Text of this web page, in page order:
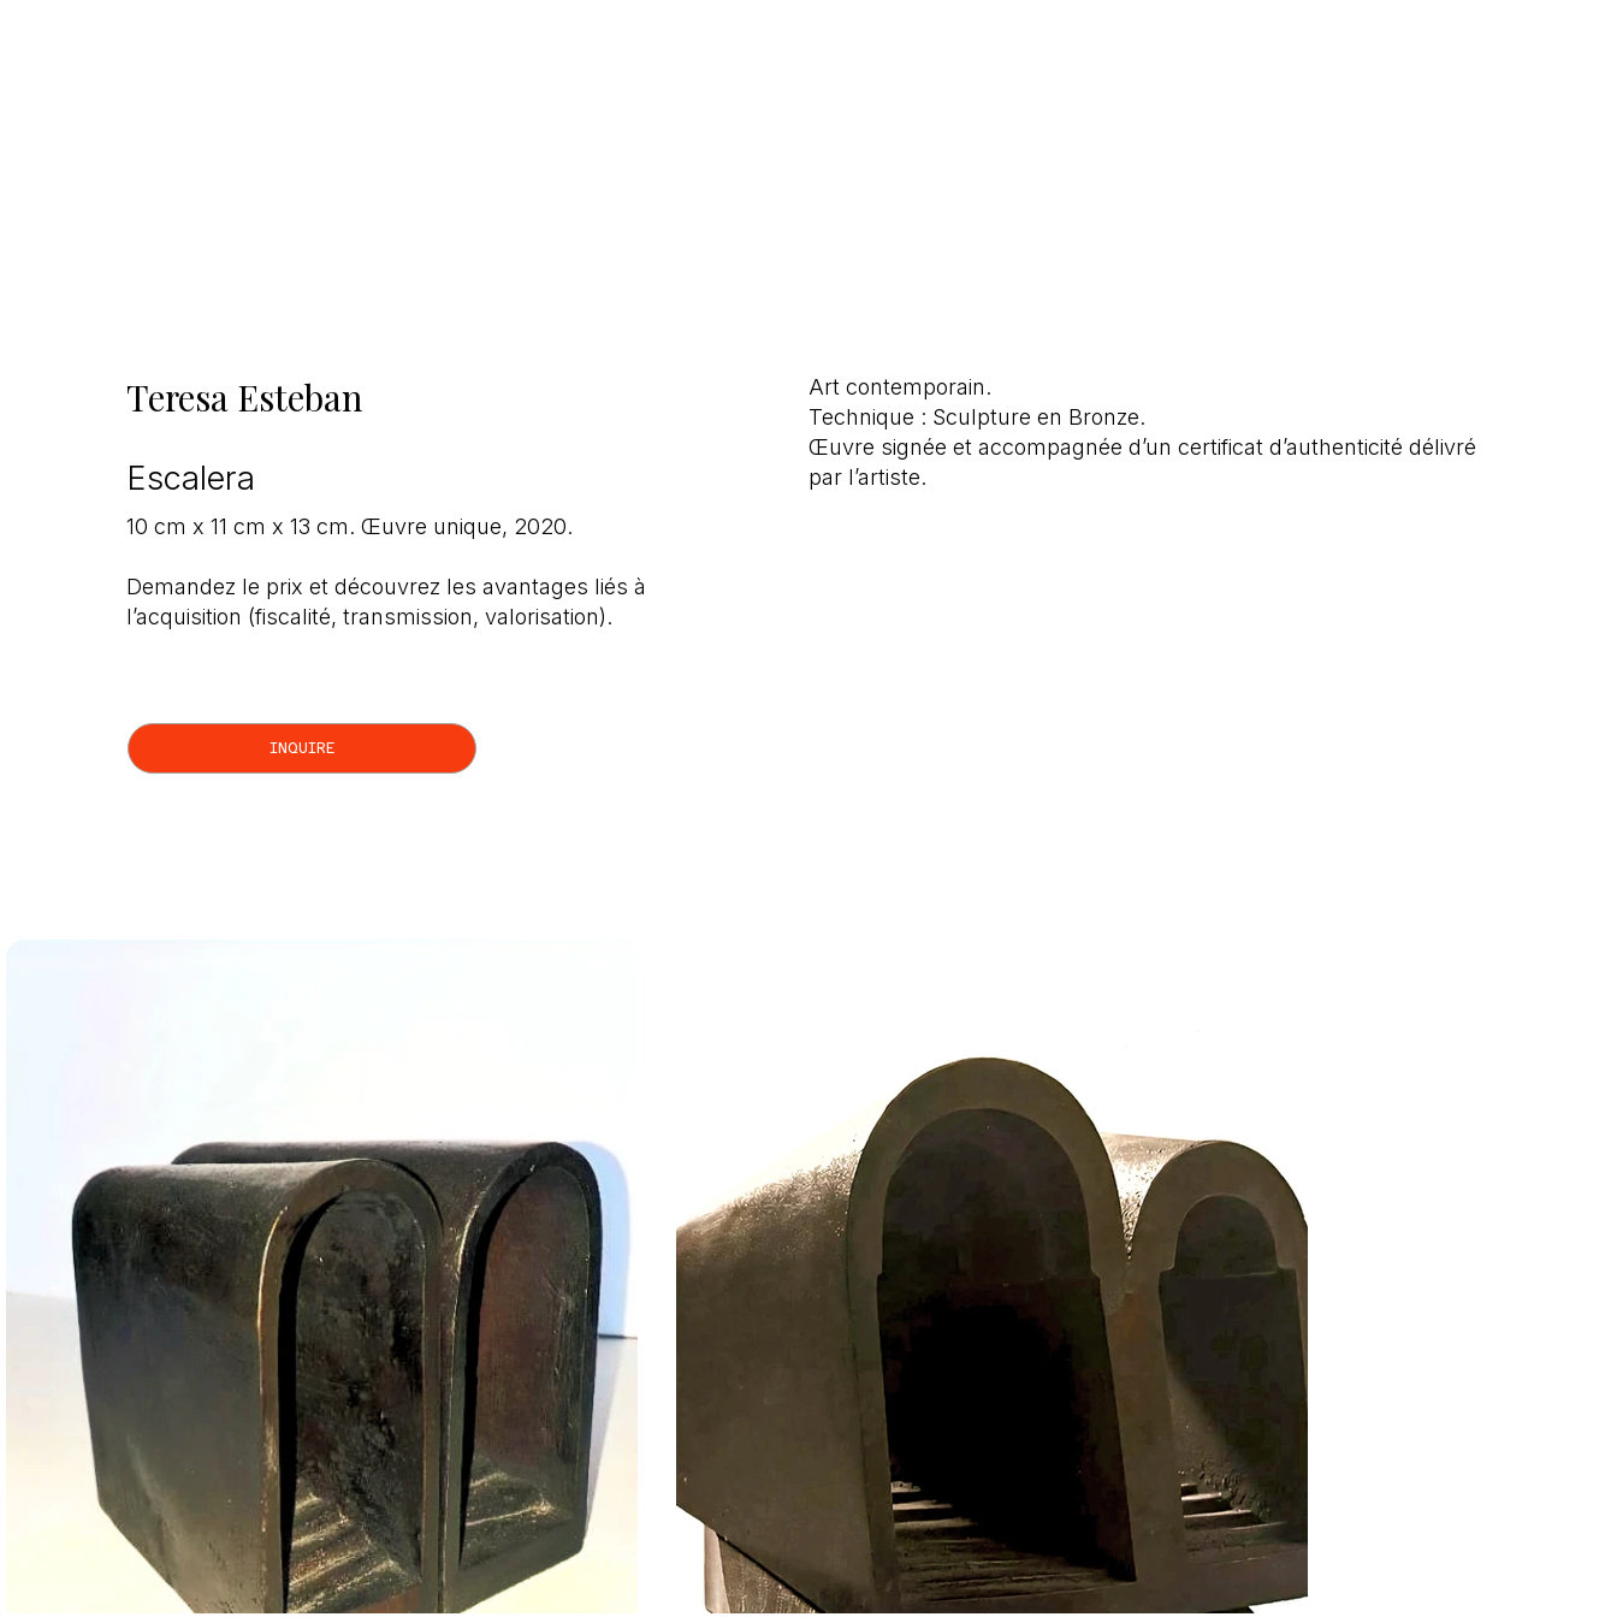
Teresa Esteban
Escalera
10 cm x 11 cm x 13 cm. Œuvre unique, 2020.
Demandez le prix et découvrez les avantages liés à
l’acquisition (fiscalité, transmission, valorisation).
INQUIRE
Art contemporain.
Technique : Sculpture en Bronze.
Œuvre signée et accompagnée d’un certificat d’authenticité délivré
par l’artiste.